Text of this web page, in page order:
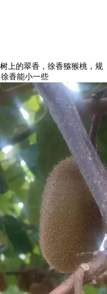
上的翠香，徐香猕猴桃，规
香能小一些